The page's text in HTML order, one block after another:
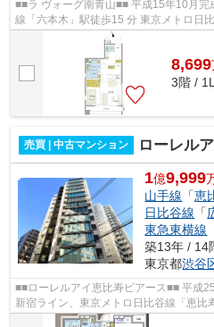
■■ラ ヴォーグ南青山■■ 平成15年10月完成 東京メトロ日比谷線、都営大江戸
線「六本木」駅徒歩15 分 東京メトロ日
徒歩15 分 JR 山手線、埼京線、湘...
8,699
3階 /
売買 | 中古マンション ローレル
1億9,999
山手線 「恵
日比谷線 「
東急東横線
築13年 / 14
東京都渋谷
■■ローレルアイ恵比寿ピアース■■ 平成25年1月築 JR 山手線、埼京線、湘南
新宿ライン、東京メトロ日比谷線「恵比寿」駅徒歩 8
『恵比寿』 『渋谷』『代官山』『...